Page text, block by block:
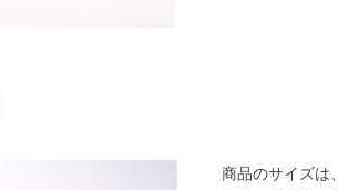
商品のサイズは